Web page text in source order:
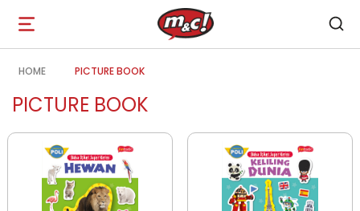
Open
navigation
HOME PICTURE BOOK
PICTURE BOOK